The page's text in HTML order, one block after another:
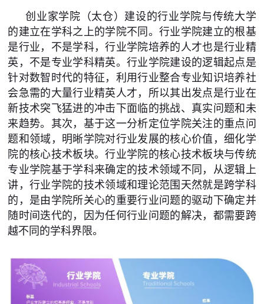
创业家学院（太仓）建设的行业学院与传统大学
的建立在学科之上的学院不同。行业学院建立的根基
是行业，不是学科，行业学院培养的人才也是行业精
英，不是专业学科精英。行业学院建设的逻辑起点是
针对数智时代的特征，利用行业整合专业知识培养社
会急需的大量行业精英人才，所以其出发点是行业在
新技术突飞猛进的冲击下面临的挑战、真实问题和未
来趋势。其次，基于这一分析定位学院关注的重点问
题和领域，明晰学院对行业发展的核心价值，细化学
院的核心技术板块。行业学院的核心技术板块与传统
专业学院基于学科来确定的技术领域不同，从逻辑上
讲，行业学院的技术领域和理论范围天然就是跨学科
的，是由学院所关心的重要行业问题的驱动下确定并
随时间迭代的，因为任何行业问题的解决，都需要跨
越不同的学科界限。